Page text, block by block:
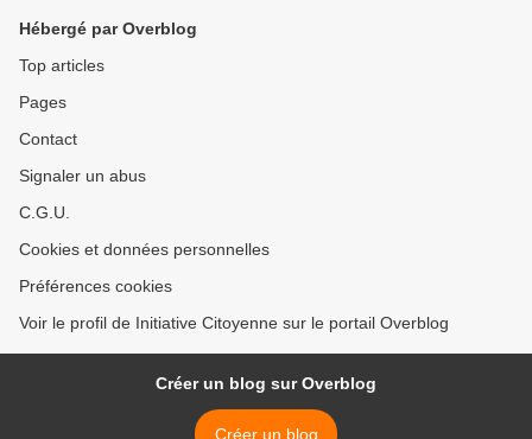
Hébergé par Overblog
Top articles
Pages
Contact
Signaler un abus
C.G.U.
Cookies et données personnelles
Préférences cookies
Voir le profil de Initiative Citoyenne sur le portail Overblog
Créer un blog sur Overblog
Créer un blog